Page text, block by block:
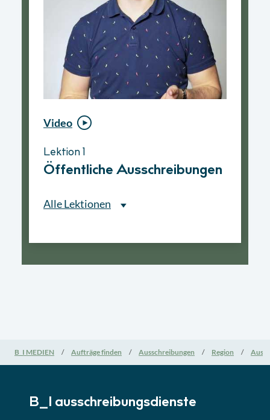
Video
Lektion 1
Öffentliche Ausschreibungen
Alle Lektionen
Ablauf eines
Lektion 1
Nationale Verfahrensarten
Lektion 3
B_I MEDIEN Aufträge finden Ausschreibungen Region
B_I ausschreibungs­dienste